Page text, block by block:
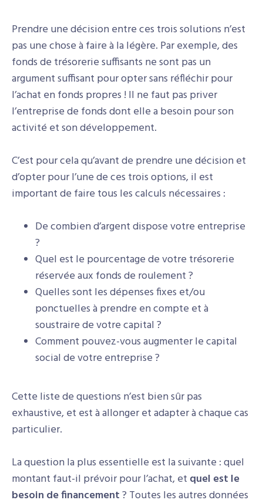
Prendre une décision entre ces trois solutions n’est
pas une chose à faire à la légère. Par exemple, des
fonds de trésorerie suffisants ne sont pas un
argument suffisant pour opter sans réfléchir pour
l’achat en fonds propres ! Il ne faut pas priver
l’entreprise de fonds dont elle a besoin pour son
activité et son développement.
C’est pour cela qu’avant de prendre une décision et
d’opter pour l’une de ces trois options, il est
important de faire tous les calculs nécessaires :
De combien d’argent dispose votre entreprise
?
Quel est le pourcentage de votre trésorerie
réservée aux fonds de roulement ?
Quelles sont les dépenses fixes et/ou
ponctuelles à prendre en compte et à
soustraire de votre capital ?
Comment pouvez-vous augmenter le capital
social de votre entreprise ?
Cette liste de questions n’est bien sûr pas
exhaustive, et est à allonger et adapter à chaque cas
particulier.
La question la plus essentielle est la suivante : quel
montant faut-il prévoir pour l’achat, et quel est le
besoin de financement? Toutes les autres données